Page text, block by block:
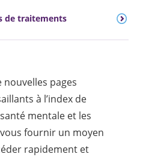
de traitements
pages
à l’index de
mentale et les
fournir un moyen
rapidement et